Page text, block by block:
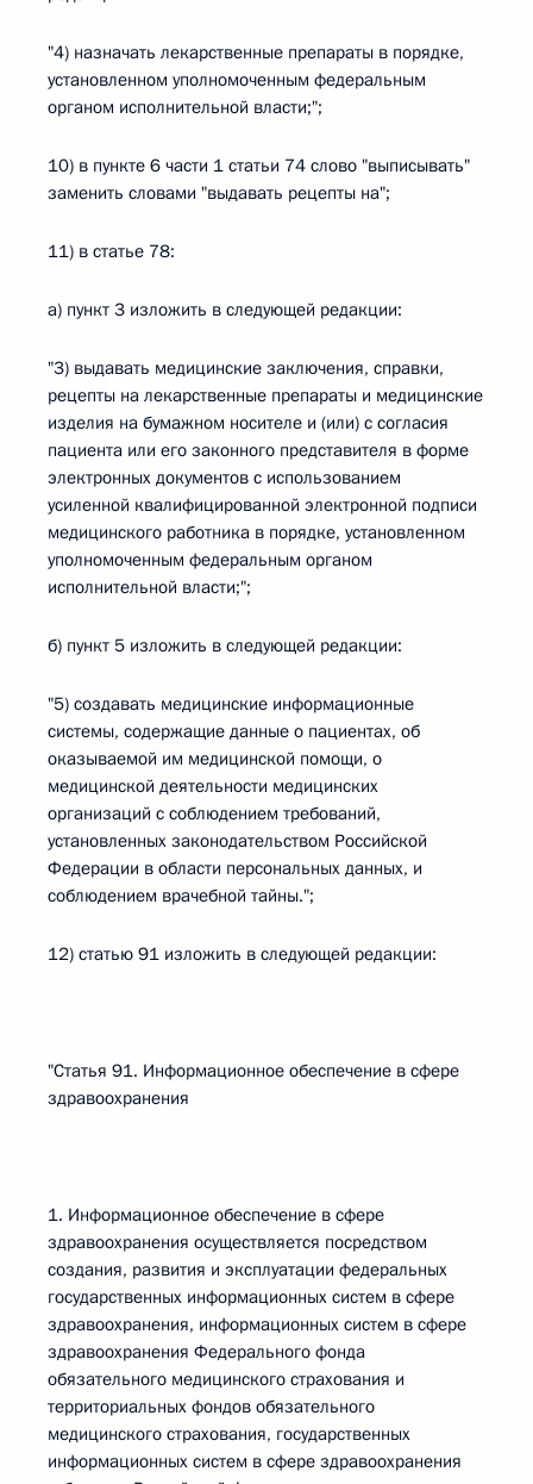
"4) назначать лекарственные препараты в порядке,
установленном уполномоченным федеральным
органом исполнительной власти;";
10) в пункте 6 части 1 статьи 74 слово "выписывать"
заменить словами "выдавать рецепты на";
11) в статье 78:
а) пункт 3 изложить в следующей редакции:
"3) выдавать медицинские заключения, справки,
рецепты на лекарственные препараты и медицинские
изделия на бумажном носителе и (или) с согласия
пациента или его законного представителя в форме
электронных документов с использованием
усиленной квалифицированной электронной подписи
медицинского работника в порядке, установленном
уполномоченным федеральным органом
исполнительной власти;";
б) пункт 5 изложить в следующей редакции:
"5) создавать медицинские информационные
системы, содержащие данные о пациентах, об
оказываемой им медицинской помощи, о
медицинской деятельности медицинских
организаций с соблюдением требований,
установленных законодательством Российской
Федерации в области персональных данных, и
соблюдением врачебной тайны.";
12) статью 91 изложить в следующей редакции:
"Статья 91. Информационное обеспечение в сфере
здравоохранения
1. Информационное обеспечение в сфере
здравоохранения осуществляется посредством
создания, развития и эксплуатации федеральных
государственных информационных систем в сфере
здравоохранения, информационных систем в сфере
здравоохранения Федерального фонда
обязательного медицинского страхования и
территориальных фондов обязательного
медицинского страхования, государственных
информационных систем в сфере здравоохранения